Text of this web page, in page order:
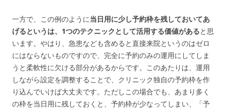
一方で、この例のように当日用に少し予約枠を残しておいてあ
げるというは、1つのテクニックとして活用する価値があると思
います。やはり、急患なども含めると直接来院というのはゼロ
にはならないものですので、完全に予約のみの運用にしてしま
うと柔軟性に欠ける部分があるからです。このあたりは、運用
しながら設定を調整することで、クリニック独自の予約枠を作
り込んでいけば大丈夫です。ただしこの場合でも、あまり多く
の枠を当日用に残しておくと、予約枠が少なってしまい、「予